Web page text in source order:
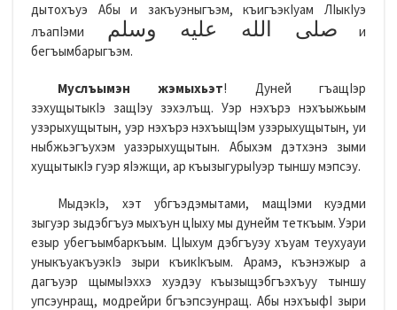
дытохъуэ Абы и закъуэныгъэм, къигъэкIуам ЛIыкIуэ
лъапIэми
صلى الله عليه وسلم и
бегъымбарыгъэм.
Муслъымэн жэмыхьэт! Дуней гъащIэр
зэхущытыкIэ защIэу зэхэлъщ. Уэр нэхърэ нэхъыжьым
узэрыхущытын, уэр нэхърэ нэхъыщIэм узэрыхущытын, уи
ныбжьэгъухэм уазэрыхущытын. Абыхэм дэтхэнэ зыми
хущытыкIэ гуэр яIэжщи, ар къызыгурыIуэр тыншу мэпсэу.
МыдэкIэ, хэт убгъэдэмытами, мащIэми куэдми
зыгуэр зыдэбгъуэ мыхъун цIыху мы дунейм теткъым. Уэри
езыр убегъымбаркъым. ЦIыхум дэбгъуэу хъуам теухуауи
уныкъуакъуэкIэ зыри къикIкъым. Арамэ, къэнэжыр а
дагъуэр щымыIэххэ хуэдэу къызыщэбгъэхъуу тыншу
упсэунращ, модрейри бгъэпсэунращ. Абы нэхъыфI зыри